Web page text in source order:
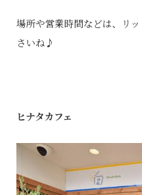
場所や営業時間などは、リ
さいね♪
ヒナタカフェ